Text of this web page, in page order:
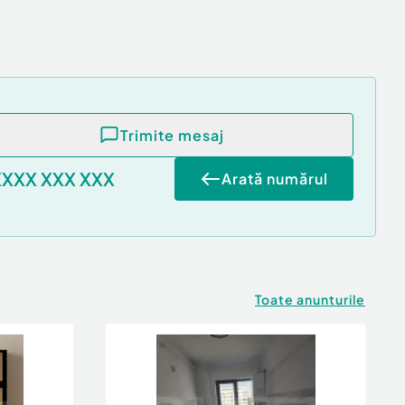
Trimite mesaj
XXX XXX Arată numărul
Toate anunturile